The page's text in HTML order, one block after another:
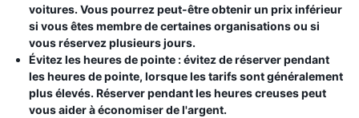
voitures. Vous pourrez peut-être obtenir un prix inférieur
si vous êtes membre de certaines organisations ou si
vous réservez plusieurs jours.
Évitez les heures de pointe : évitez de réserver pendant
les heures de pointe, lorsque les tarifs sont généralement
plus élevés. Réserver pendant les heures creuses peut
vous aider à économiser de l'argent.